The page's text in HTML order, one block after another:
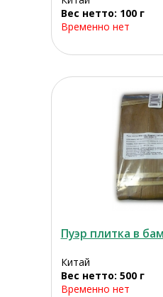
Вес нетто: 100 г
Временно нет
Пуэр плитка в
Китай
Вес нетто: 500 г
Временно нет